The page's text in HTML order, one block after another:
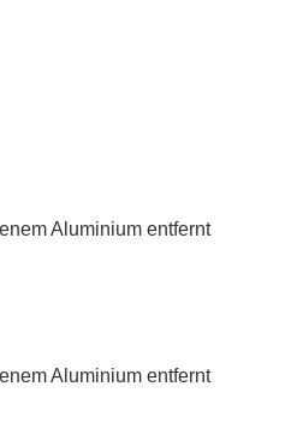
Aluminium entfernt
Aluminium entfernt